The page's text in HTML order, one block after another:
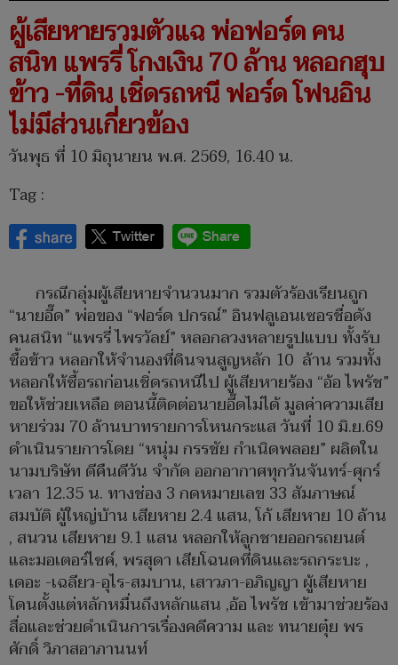
ผู้เสียหายรวมตัวแฉ พ่อฟอร์ด คน
สนิท แพรรี่ โกงเงิน 70 ล้าน หลอกฮุบ
ข้าว -ที่ดิน เชิ่ดรถหนี ฟอร์ด โฟนอิน
ไม่มีส่วนเกี่ยวข้อง
วันพุธ ที่ 10 มิถุนายน พ.ศ. 2569, 16.40 น.
Tag :
กรณีกลุ่มผู้เสียหายจำนวนมาก รวมตัวร้องเรียนถูก
“นายอี๊ด” พ่อของ “ฟอร์ด ปกรณ์” อินฟลูเอนเซอรชื่อดัง
คนสนิท “แพรรี่ ไพรวัลย์” หลอกลวงหลายรูปแบบ ทั้งรับ
ซื้อข้าว หลอกให้จำนองที่ดินจนสูญหลัก 10 ล้าน รวมทั้ง
หลอกให้ซื้อรถก่อนเชิ่ดรถหนีไป ผู้เสียหายร้อง “อ้อ ไพรัช”
ขอให้ช่วยเหลือ ตอนนี้ติดต่อนายอี๊ดไม่ได้ มูลค่าความเสีย
หายร่วม 70 ล้านบาทรายการโหนกระแส วันที่ 10 มิ.ย.69
ดำเนินรายการโดย “หนุ่ม กรรชัย กำเนิดพลอย” ผลิตใน
นามบริษัท ดีคืนดีวัน จำกัด ออกอากาศทุกวันจันทร์-ศุกร์
เวลา 12.35 น. ทางช่อง 3 กดหมายเลข 33 สัมภาษณ์
สมบัติ ผู้ใหญ่บ้าน เสียหาย 2.4 แสน, โก้ เสียหาย 10 ล้าน
, สนวน เสียหาย 9.1 แสน หลอกให้ลูกชายออกรถยนต์
และมอเตอร์ไซค์, พรสุดา เสียโฉนดที่ดินและรถกระบะ ,
เดอะ -เฉลียว-อุไร-สมบาน, เสาวภา-อภิญญา ผู้เสียหาย
โดนตั้งแต่หลักหมื่นถึงหลักแสน ,อ้อ ไพรัช เข้ามาช่วยร้อง
สื่อและช่วยดำเนินการเรื่องคดีความ และ ทนายตุ๋ย พร
ศักดิ์ วิภาสอาภานนท์